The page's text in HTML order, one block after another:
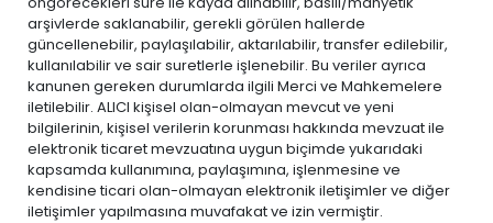
arşivlerde saklanabilir, gerekli görülen hallerde
güncellenebilir, paylaşılabilir, aktarılabilir, transfer edilebilir,
kullanılabilir ve sair suretlerle işlenebilir. Bu veriler ayrıca
kanunen gereken durumlarda ilgili Merci ve Mahkemelere
iletilebilir. ALICI kişisel olan-olmayan mevcut ve yeni
bilgilerinin, kişisel verilerin korunması hakkında mevzuat ile
elektronik ticaret mevzuatına uygun biçimde yukarıdaki
kapsamda kullanımına, paylaşımına, işlenmesine ve
kendisine ticari olan-olmayan elektronik iletişimler ve diğer
iletişimler yapılmasına muvafakat ve izin vermiştir.